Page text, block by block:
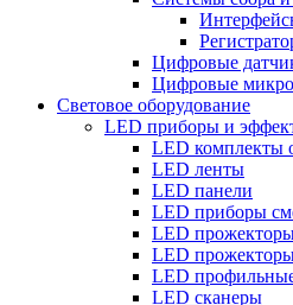
Цифровые
Цифровые
Световое оборудование
LED приборы и
LED комплекты
LED ленты
LED панели
LED приборы
LED
LED
LED
LED сканеры